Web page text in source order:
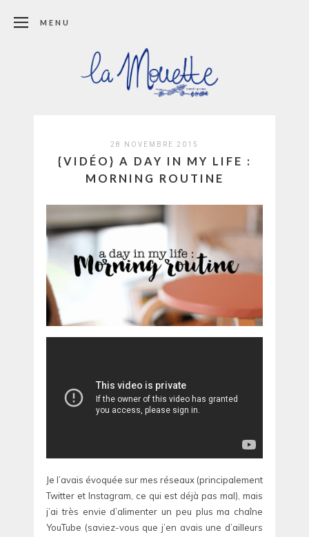
MENU
28 NOVEMBRE 2015
{VIDÉO} A DAY IN MY LIFE :
MORNING ROUTINE
Je l’avais évoquée sur mes réseaux (principalement
Twitter et Instagram, ce qui est déjà pas mal), mais
j’ai très envie d’alimenter un peu plus ma chaîne
YouTube (saviez-vous que j’en avais une d’ailleurs